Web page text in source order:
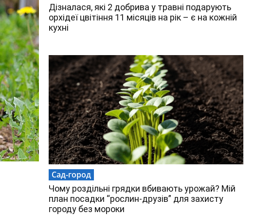
Дізналася, які 2 добрива у травні подарують
орхідеї цвітіння 11 місяців на рік – є на кожній
кухні
Сад-город
Чому роздільні грядки вбивають урожай? Мій
план посадки “рослин-друзів” для захисту
городу без мороки